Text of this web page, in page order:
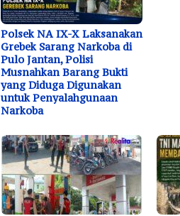
Polsek NA IX-X Laksanakan
Grebek Sarang Narkoba di
Pulo Jantan, Polisi
Musnahkan Barang Bukti
yang Diduga Digunakan
untuk Penyalahgunaan
Narkoba